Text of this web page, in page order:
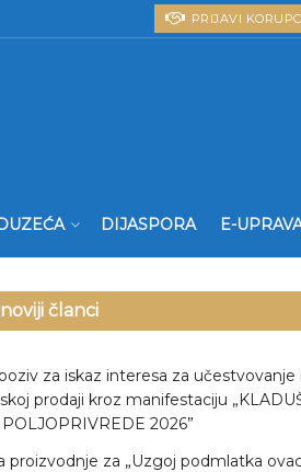
PRIJAVI
DIJASPORA E-
članci
za iskaz interesa za učestvovanje
prodaji kroz manifestaciju
2026”
proizvodnje za „Uzgoj podmlatka